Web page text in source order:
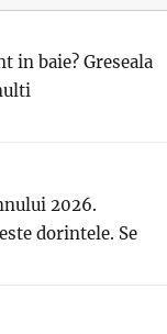
in baie? Greseala
2026.
dorintele. Se